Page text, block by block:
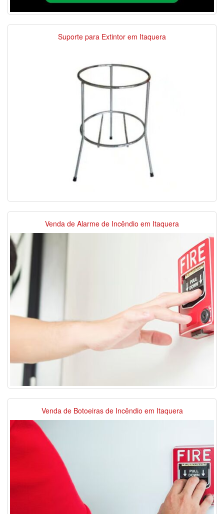
Suporte para Extintor em Itaquera
Venda de Alarme de Incêndio em Itaquera
Venda de Botoeiras de Incêndio em Itaquera